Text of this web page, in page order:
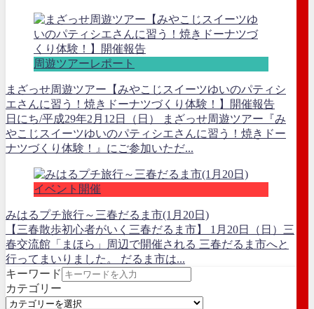
周遊ツアーレポート
まざっせ周遊ツアー【みやこじスイーツゆいのパティシ
エさんに習う！焼きドーナツづくり体験！】開催報告
日にち/平成29年2月12日（日） まざっせ周遊ツアー『み
やこじスイーツゆいのパティシエさんに習う！焼きドー
ナツづくり体験！』にご参加いただ...
イベント開催
みはるプチ旅行～三春だるま市(1月20日)
【三春散歩初心者がいく三春だるま市】 1月20日（日）三
春交流館「まほら」周辺で開催される 三春だるま市へと
行ってまいりました。 だるま市は...
キーワード
カテゴリー